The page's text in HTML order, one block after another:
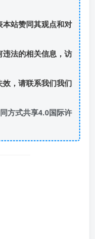
站赞同其观点和对
法的相关信息，访
，请联系我们我们
方式共享4.0国际许